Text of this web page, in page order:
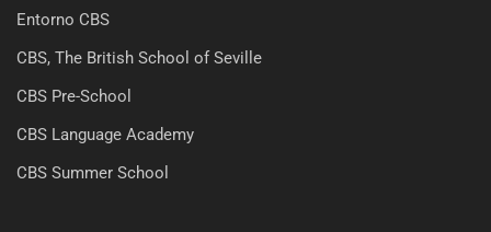
Entorno CBS
CBS, The British School of Seville
CBS Pre-School
CBS Language Academy
CBS Summer School